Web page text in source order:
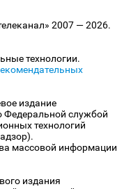
2007 — 2026.
технологии.
издание
Федеральной службой
технологий
массовой информации
издания